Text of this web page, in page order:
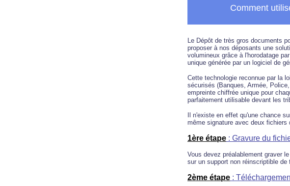
Comment
Le Dépôt de très gros documents
proposer à nos déposants une
volumineux grâce à l'horodatage
unique générée par un logiciel de
Cette technologie reconnue par la
sécurisés (Banques, Armée,
empreinte chiffrée unique pour
parfaitement utilisable devant les
Il n'existe en effet qu'une chance
même signature avec deux fichiers
1ère étape : Gravure du
Vous devez préalablement graver
sur un support non réinscriptible de
2ème étape :